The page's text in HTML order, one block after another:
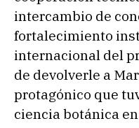
intercambio de
fortalecimiento
internacional del
de devolverle a
protagónico que
ciencia botánica